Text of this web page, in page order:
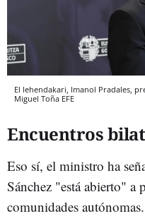
El lehendakari, Imanol Pradales,
Miguel Toña EFE
Encuentros
Eso sí, el ministro ha
Sánchez "está abierto" a
comunidades